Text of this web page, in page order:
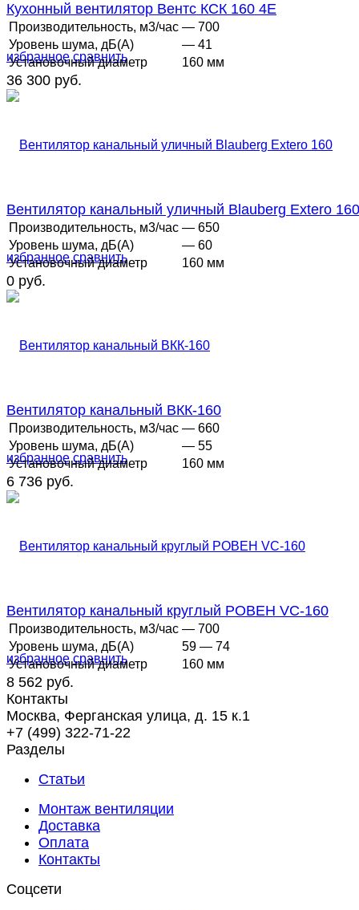
избранное сравнить
Кухонный вентилятор Вентс КСК 160 4E
Производительность, м3/час — 700
Уровень шума, дБ(А)
— 41
Установочный диаметр
160 мм
36 300 руб.
избранное сравнить
Вентилятор канальный уличный Blauberg Extero 160
Производительность, м3/час — 650
Уровень шума, дБ(А)
— 60
Установочный диаметр
160 мм
0 руб.
избранное сравнить
Вентилятор канальный ВКК-160
Производительность, м3/час — 660
Уровень шума, дБ(А)
— 55
Установочный диаметр
160 мм
6 736 руб.
избранное сравнить
Вентилятор канальный круглый РОВЕН VC-160
Производительность, м3/час — 700
Уровень шума, дБ(А)
59 — 74
Установочный диаметр
160 мм
8 562 руб.
Контакты
Москва, Ферганская улица, д. 15 к.1
+7 (499) 322-71-22
Разделы
Статьи
Монтаж вентиляции
Доставка
Оплата
Контакты
Соцсети